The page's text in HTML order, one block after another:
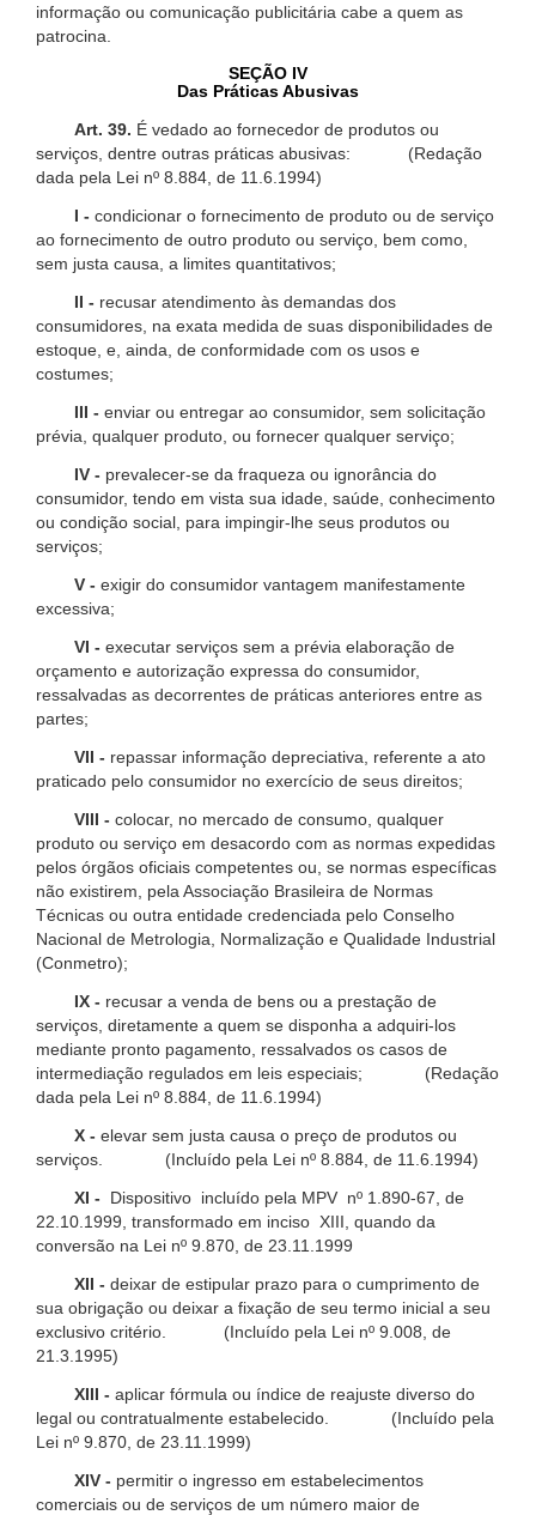
informação ou comunicação publicitária cabe a quem as
patrocina.
SEÇÃO IV
Das Práticas Abusivas
Art. 39. É vedado ao fornecedor de produtos ou
serviços, dentre outras práticas abusivas: (Redação
dada pela Lei nº 8.884, de 11.6.1994)
I - condicionar o fornecimento de produto ou de serviço
ao fornecimento de outro produto ou serviço, bem como,
sem justa causa, a limites quantitativos;
II - recusar atendimento às demandas dos
consumidores, na exata medida de suas disponibilidades de
estoque, e, ainda, de conformidade com os usos e
costumes;
III - enviar ou entregar ao consumidor, sem solicitação
prévia, qualquer produto, ou fornecer qualquer serviço;
IV - prevalecer-se da fraqueza ou ignorância do
consumidor, tendo em vista sua idade, saúde, conhecimento
ou condição social, para impingir-lhe seus produtos ou
serviços;
V - exigir do consumidor vantagem manifestamente
excessiva;
VI - executar serviços sem a prévia elaboração de
orçamento e autorização expressa do consumidor,
ressalvadas as decorrentes de práticas anteriores entre as
partes;
VII - repassar informação depreciativa, referente a ato
praticado pelo consumidor no exercício de seus direitos;
VIII - colocar, no mercado de consumo, qualquer
produto ou serviço em desacordo com as normas expedidas
pelos órgãos oficiais competentes ou, se normas específicas
não existirem, pela Associação Brasileira de Normas
Técnicas ou outra entidade credenciada pelo Conselho
Nacional de Metrologia, Normalização e Qualidade Industrial
(Conmetro);
IX - recusar a venda de bens ou a prestação de
serviços, diretamente a quem se disponha a adquiri-los
mediante pronto pagamento, ressalvados os casos de
intermediação regulados em leis especiais; (Redação
dada pela Lei nº 8.884, de 11.6.1994)
X - elevar sem justa causa o preço de produtos ou
serviços. (Incluído pela Lei nº 8.884, de 11.6.1994)
XI -
Dispositivo incluído pela MPV nº 1.890-67, de
22.10.1999, transformado em inciso XIII, quando da
conversão na Lei nº 9.870, de 23.11.1999
XII - deixar de estipular prazo para o cumprimento de
sua obrigação ou deixar a fixação de seu termo inicial a seu
exclusivo critério. (Incluído pela Lei nº 9.008, de
21.3.1995)
XIII - aplicar fórmula ou índice de reajuste diverso do
legal ou contratualmente estabelecido. (Incluído pela
Lei nº 9.870, de 23.11.1999)
XIV - permitir o ingresso em estabelecimentos
comerciais ou de serviços de um número maior de